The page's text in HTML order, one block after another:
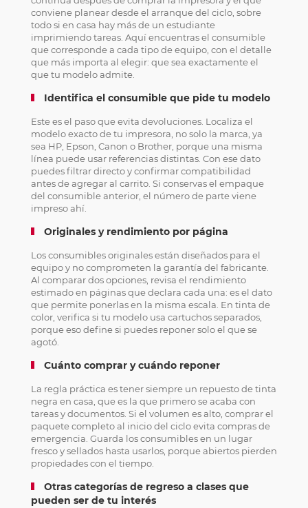
conviene planear desde el arranque del ciclo, sobre
todo si en casa hay más de un estudiante
imprimiendo tareas. Aquí encuentras el consumible
que corresponde a cada tipo de equipo, con el detalle
que más importa al elegir: que sea exactamente el
que tu modelo admite.
Identifica el consumible que pide tu modelo
Este es el paso que evita devoluciones. Localiza el
modelo exacto de tu impresora, no solo la marca, ya
sea HP, Epson, Canon o Brother, porque una misma
línea puede usar referencias distintas. Con ese dato
puedes filtrar directo y confirmar compatibilidad
antes de agregar al carrito. Si conservas el empaque
del consumible anterior, el número de parte viene
impreso ahí.
Originales y rendimiento por página
Los consumibles originales están diseñados para el
equipo y no comprometen la garantía del fabricante.
Al comparar dos opciones, revisa el rendimiento
estimado en páginas que declara cada una: es el dato
que permite ponerlas en la misma escala. En tinta de
color, verifica si tu modelo usa cartuchos separados,
porque eso define si puedes reponer solo el que se
agotó.
Cuánto comprar y cuándo reponer
La regla práctica es tener siempre un repuesto de tinta
negra en casa, que es la que primero se acaba con
tareas y documentos. Si el volumen es alto, comprar el
paquete completo al inicio del ciclo evita compras de
emergencia. Guarda los consumibles en un lugar
fresco y sellados hasta usarlos, porque abiertos pierden
propiedades con el tiempo.
Otras categorías de regreso a clases que
pueden ser de tu interés